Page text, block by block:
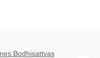
Bodhisattvas